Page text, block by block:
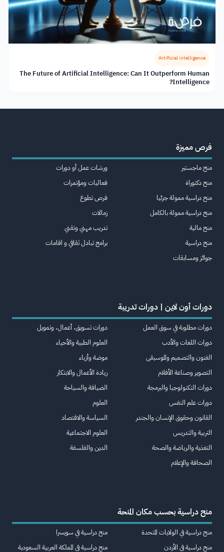
Artificial intelligence
The Future of Artificial Intelligence: Can It Outperform Human
Intelligence?
فرص مميزة
منح ماجستير
منح دكتوراة
منح دراسية ممولة جزئيا
منح دراسية ممولة بالكامل
منح مالية
منح دراسية
جوائز ومسابقات
ورشات عمل أو دورات
فعاليات ومؤتمرات
فرص تطوع
زمالات
تدريب مهني وتقني
برامج تبادل ثقافي و اقامات
دورات أون لاين | دورات تدريبة
دورات مطلوبة في سوق العمل
دورات اللغات والأدب
الفنون والتصميم والموسيقى
التصوير وصناعة الأفلام
دورات التكنولوجيا والبرمجة
دورات علم النفس
القانون وحقوق الإنسان والجندر
التربية والتدريس
التغذية والرياضة والصحة
الصحافة والإعلام
دورات تسويق، أعمال، وتمويل
العلوم الطبية والأحياء
موضة وأزياء
ريادة الأعمال والابتكار
الضيافة والسياحة
العلوم
السياسة والاقتصاد
العلوم الاجتماعية
الدين والفلسفة
منح دراسية بحسب مكان المنحة
منح دراسية في الولايات المتحدة
منح دراسية في الأردن
منح دراسية في سويسرا
منح دراسية في المملكة العربية السعودية